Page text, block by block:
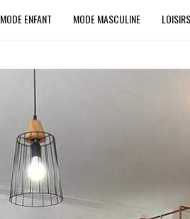
MODE ENFANT MODE MASCULINE LOISIRS